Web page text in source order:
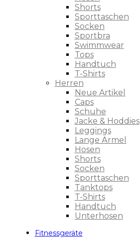
Shorts
Sporttaschen
Socken
Sportbra
Swimmwear
Tops
Handtuch
T-Shirts
Herren
Neue Artikel
Caps
Schuhe
Jacke & Hoddies
Leggings
Lange Ärmel
Hosen
Shorts
Socken
Sporttaschen
Tanktops
T-Shirts
Handtuch
Unterhosen
Fitnessgeräte